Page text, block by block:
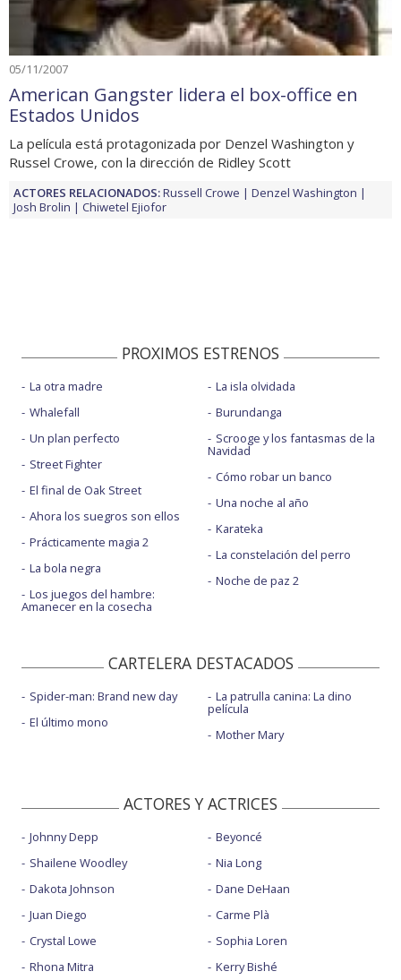
05/11/2007
American Gangster lidera el box-office en
Estados Unidos
La película está protagonizada por Denzel Washington y
Russel Crowe, con la dirección de Ridley Scott
ACTORES RELACIONADOS:Russell Crowe
Denzel Washington
Josh Brolin
Chiwetel Ejiofor
PROXIMOS ESTRENOS
La otra madre
Whalefall
Un plan perfecto
Street Fighter
El final de Oak Street
Ahora los suegros son ellos
Prácticamente magia 2
La bola negra
Los juegos del hambre:
Amanecer en la cosecha
La isla olvidada
Burundanga
Scrooge y los fantasmas de la
Navidad
Cómo robar un banco
Una noche al año
Karateka
La constelación del perro
Noche de paz 2
CARTELERA DESTACADOS
Spider-man: Brand new day
El último mono
La patrulla canina: La dino
película
Mother Mary
ACTORES Y ACTRICES
Johnny Depp
Shailene Woodley
Dakota Johnson
Juan Diego
Crystal Lowe
Rhona Mitra
Beyoncé
Nia Long
Dane DeHaan
Carme Plà
Sophia Loren
Kerry Bishé